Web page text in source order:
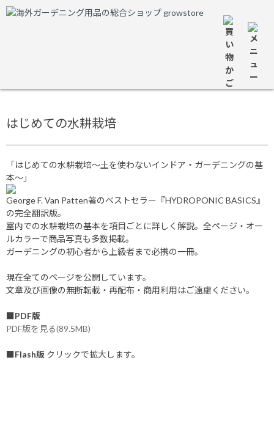
はじめての水耕栽培
「はじめての水耕栽培～土を使わないインドア・ガーデニングの基
本～」
George F. Van Patten著のベストセラー『HYDROPONIC BASICS』
の完全翻訳版。
室内での水耕栽培の基本を項目ごとに詳しく解説。全ページ・オー
ルカラーで商品写真も多数掲載。
ガーデニングの初心者から上級者まで必携の一冊。
現在全てのページを公開しています。
文章及び画像の無断転載・再配布・商用利用はご遠慮ください。
■PDF版
PDF版を見る(89.5MB)
■Flash版 クリックで拡大します。